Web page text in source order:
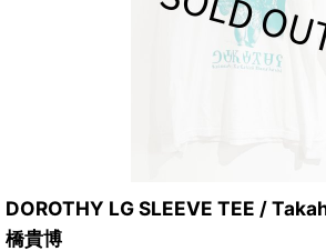
DOROTHY LG SLEEVE TEE /
橋貴博